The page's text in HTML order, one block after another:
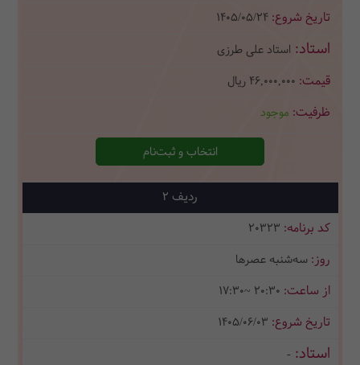
1405/05/24
استاد علی طرزی
46,000,000 ریال
موجود
انتخاب و ثبت‌نام
2
20323
سه‌شنبه عصرها
17:30~ 20:30
1405/06/03
-